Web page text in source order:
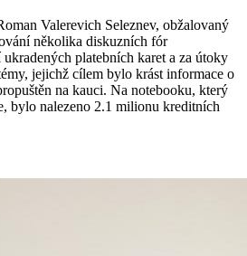
Valerevich Seleznev, obžalovaný
několika diskuzních fór
platebních karet a za útoky
jejichž cílem bylo krást informace o
na kauci. Na notebooku, který
bylo nalezeno 2.1 milionu kreditních